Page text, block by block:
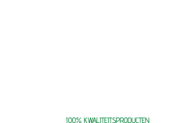
100% KWALITEITSPRODUCTEN